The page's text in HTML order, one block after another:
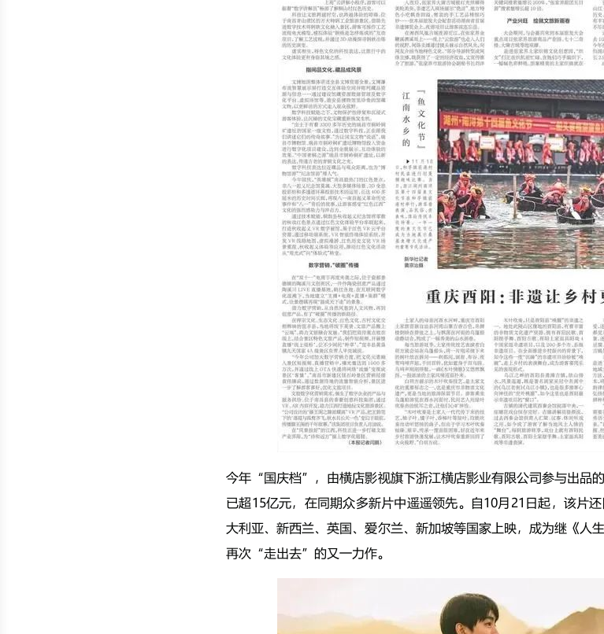
今年“国庆档”，由横店影视旗下浙江横店影业有限公司参与出品
已超15亿元，在同期众多新片中遥遥领先。自10月21日起，该片
大利亚、新西兰、英国、爱尔兰、新加坡等国家上映，成为继《人
再次“走出去”的又一力作。